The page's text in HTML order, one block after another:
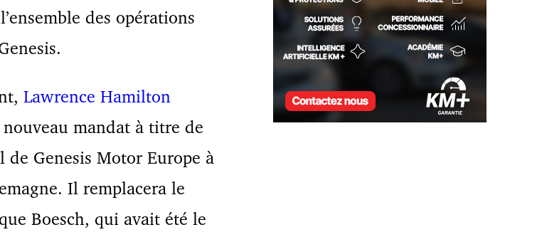
des opérations
Lawrence Hamilton
mandat à titre de
Genesis Motor Europe à
Il remplacera le
Boesch, qui avait été le